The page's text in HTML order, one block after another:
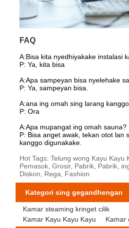
FAQ
A:Bisa kita nyedhiyakake instalasi
P: Ya, kita bisa
A:Apa sampeyan bisa nyelehake
P: Ya, sampeyan bisa.
A:ana ing omah sing larang
P: Ora
A:Apa mupangat ing omah sauna?
P: Bisa anget awak, tekan otot lan
kanggo digunakake.
Hot Tags: Telung wong Kayu Kayu
Pemasok, Grosir, Pabrik, Pabrik,
Diskon, Rega, Fashion
Kategori sing gegandhengan
Kamar steaming kringet cilik
Kamar Kayu Kayu Kayu
Kamar